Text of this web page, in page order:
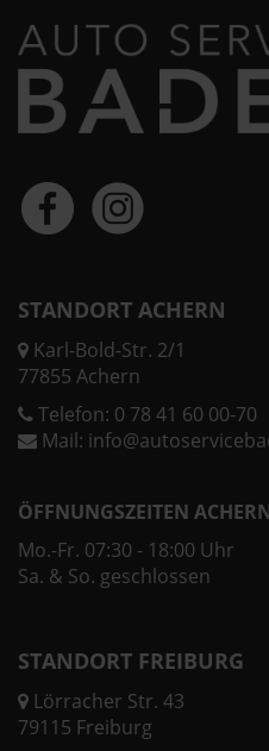
STANDORT ACHERN
Karl-Bold-Str. 2/1
77855 Achern
Telefon: 0 78 41 60 00-70
Mail:
ÖFFNUNGSZEITEN
Mo.-Fr. 07:30 - 18:00 Uhr
Sa. & So. geschlossen
STANDORT FREIBURG
Lörracher Str. 43
79115 Freiburg